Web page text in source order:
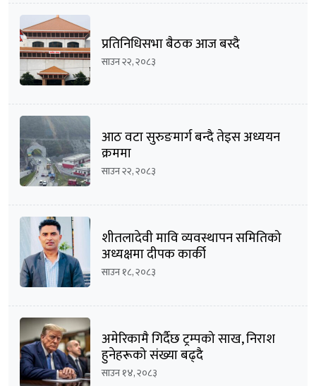
प्रतिनिधिसभा बैठक आज बस्दै
साउन २२, २०८३
आठ वटा सुरुङमार्ग बन्दै तेइस अध्ययन
क्रममा
साउन २२, २०८३
शीतलादेवी मावि व्यवस्थापन समितिको
अध्यक्षमा दीपक कार्की
साउन १८, २०८३
अमेरिकामै गिर्दैछ ट्रम्पको साख, निराश
हुनेहरूको संख्या बढ्दै
साउन १४, २०८३